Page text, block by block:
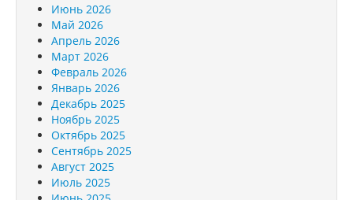
Июнь 2026
Май 2026
Апрель 2026
Март 2026
Февраль 2026
Январь 2026
Декабрь 2025
Ноябрь 2025
Октябрь 2025
Сентябрь 2025
Август 2025
Июль 2025